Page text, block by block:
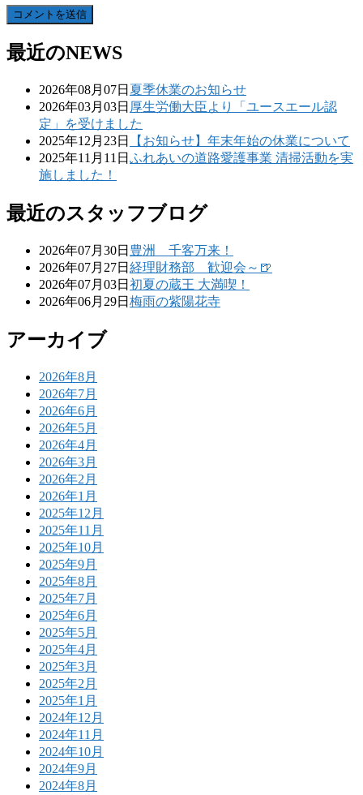
最近のNEWS
2026年08月07日 夏季休業のお知らせ
2026年03月03日 厚生労働大臣より「ユースエール認
定」を受けました
2025年12月23日
【お知らせ】年末年始の休業について
2025年11月11日 ふれあいの道路愛護事業 清掃活動を実
施しました！
最近のスタッフブログ
2026年07月30日 豊洲 千客万来！
2026年07月27日 経理財務部 歓迎会～🍺
2026年07月03日 初夏の蔵王 大満喫！
2026年06月29日 梅雨の紫陽花寺
アーカイブ
2026年8月
2026年7月
2026年6月
2026年5月
2026年4月
2026年3月
2026年2月
2026年1月
2025年12月
2025年11月
2025年10月
2025年9月
2025年8月
2025年7月
2025年6月
2025年5月
2025年4月
2025年3月
2025年2月
2025年1月
2024年12月
2024年11月
2024年10月
2024年9月
2024年8月